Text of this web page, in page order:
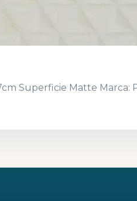
Superficie Matte Marca: